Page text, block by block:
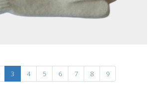
3 4 5 6 7 8 9